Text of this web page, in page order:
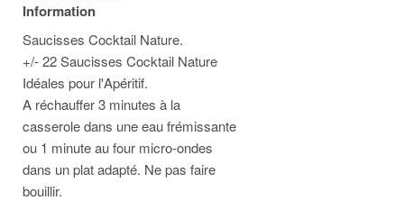
Information
Saucisses Cocktail Nature.
+/- 22 Saucisses Cocktail Nature
Idéales pour l'Apéritif.
A réchauffer 3 minutes à la
casserole dans une eau frémissante
ou 1 minute au four micro-ondes
dans un plat adapté. Ne pas faire
bouillir.